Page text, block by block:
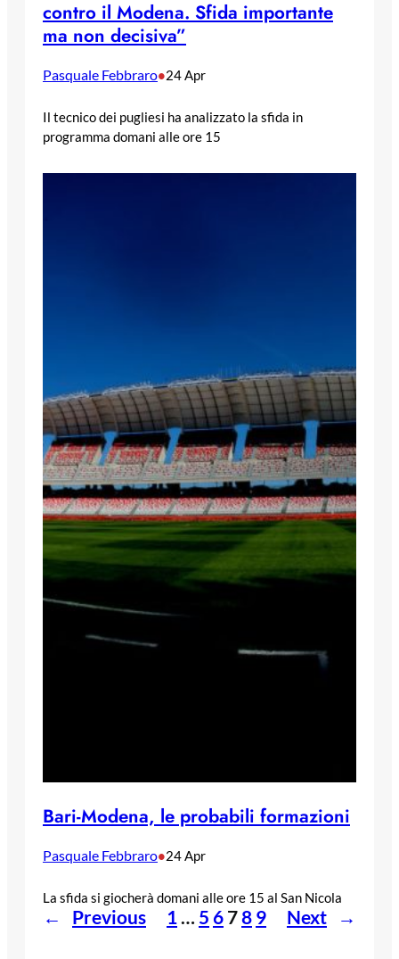
contro il Modena. Sfida importante
ma non decisiva”
Pasquale Febbraro•24 Apr
Il tecnico dei pugliesi ha analizzato la sfida in
programma domani alle ore 15
Bari-Modena, le probabili formazioni
Pasquale Febbraro•24 Apr
La sfida si giocherà domani alle ore 15 al San Nicola
← Previous 1 … 5 6 78 9 Next →